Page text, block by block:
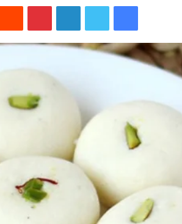
فيسبوك لينكدإن بينتيريست